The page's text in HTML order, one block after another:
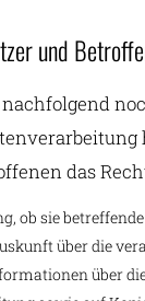
und
das
ob sie
über die
über